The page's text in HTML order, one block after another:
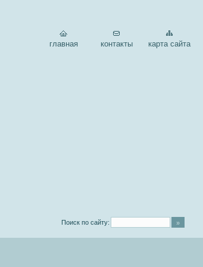
главная контакты карта сайта
Поиск по сайту: